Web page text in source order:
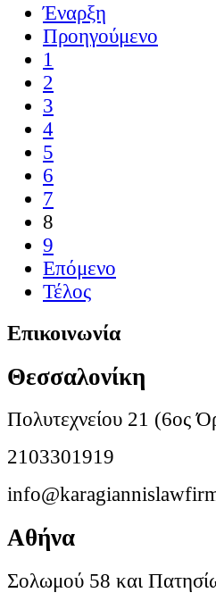
Έναρξη
Προηγούμενο
1
2
3
4
5
6
7
8
9
Επόμενο
Τέλος
Επικοινωνία
Θεσσαλονίκη
Πολυτεχνείου 21 (6ος
2103301919
Αθήνα
Σολωμού 58 και